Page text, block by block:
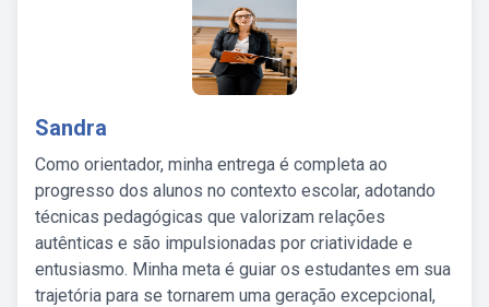
Sandra
Como orientador, minha entrega é completa ao
progresso dos alunos no contexto escolar, adotando
técnicas pedagógicas que valorizam relações
autênticas e são impulsionadas por criatividade e
entusiasmo. Minha meta é guiar os estudantes em sua
trajetória para se tornarem uma geração excepcional,